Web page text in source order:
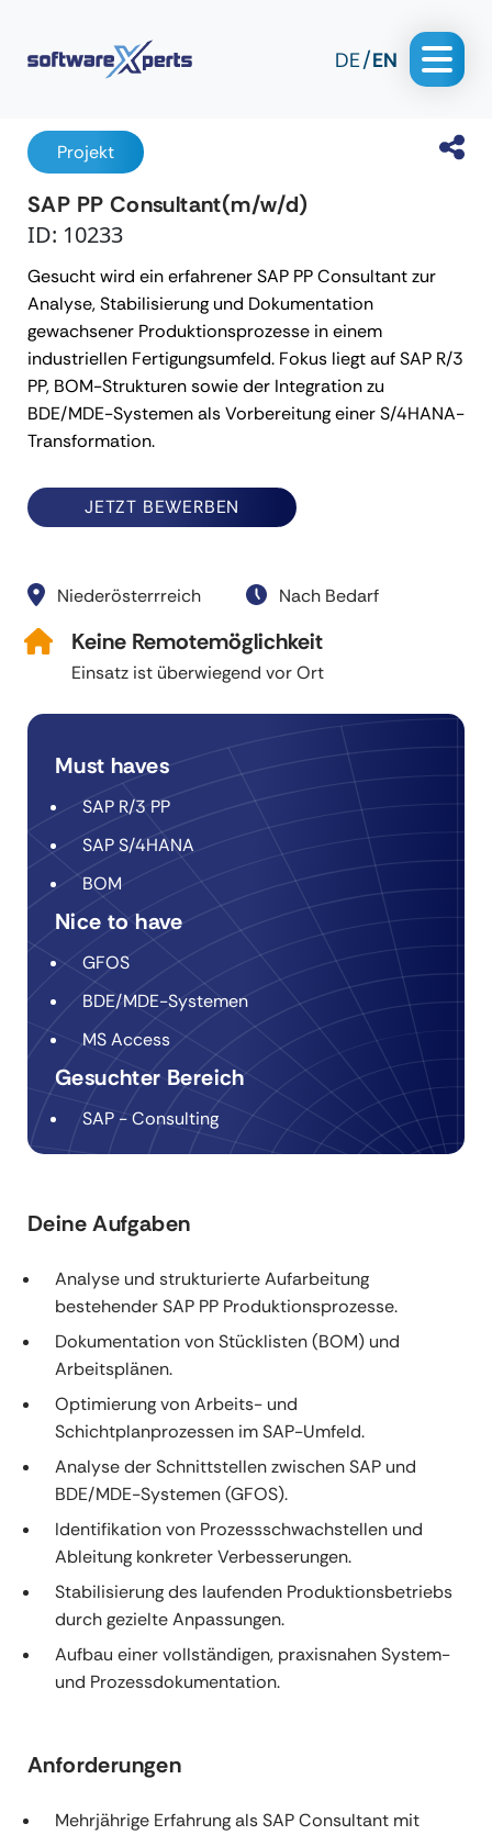
DE EN
Projekt
SAP PP Consultant(m/w/d)
ID: 10233
Gesucht wird ein erfahrener SAP PP Consultant zur
Analyse, Stabilisierung und Dokumentation
gewachsener Produktionsprozesse in einem
industriellen Fertigungsumfeld. Fokus liegt auf SAP R/3
PP, BOM-Strukturen sowie der Integration zu
BDE/MDE-Systemen als Vorbereitung einer S/4HANA-
Transformation.
JETZT BEWERBEN
Niederösterrreich Nach Bedarf
Keine Remotemöglichkeit
Einsatz ist überwiegend vor Ort
Must haves
SAP R/3 PP
SAP S/4HANA
BOM
Nice to have
GFOS
BDE/MDE-Systemen
MS Access
Gesuchter Bereich
SAP - Consulting
Deine Aufgaben
Analyse und strukturierte Aufarbeitung
bestehender SAP PP Produktionsprozesse.
Dokumentation von Stücklisten (BOM) und
Arbeitsplänen.
Optimierung von Arbeits- und
Schichtplanprozessen im SAP-Umfeld.
Analyse der Schnittstellen zwischen SAP und
BDE/MDE-Systemen (GFOS).
Identifikation von Prozessschwachstellen und
Ableitung konkreter Verbesserungen.
Stabilisierung des laufenden Produktionsbetriebs
durch gezielte Anpassungen.
Aufbau einer vollständigen, praxisnahen System-
und Prozessdokumentation.
Anforderungen
Mehrjährige Erfahrung als SAP Consultant mit